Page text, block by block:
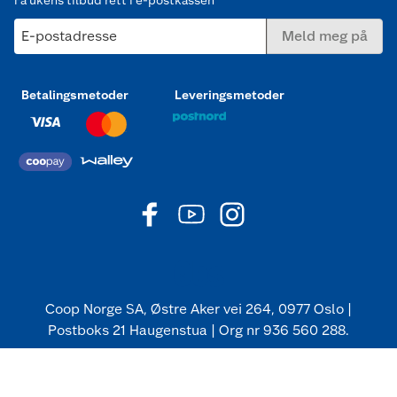
E-postadresse Meld meg på
Betalingsmetoder Leveringsmetoder
Coop Norge SA, Østre Aker vei 264, 0977 Oslo |
Postboks 21 Haugenstua | Org nr 936 560 288.